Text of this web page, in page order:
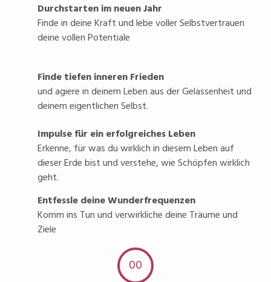
Durchstarten im neuen Jahr
Finde in deine Kraft und lebe voller Selbstvertrauen
deine vollen Potentiale
Finde tiefen inneren Frieden
und agiere in deinem Leben aus der Gelassenheit und
deinem eigentlichen Selbst.
Impulse für ein erfolgreiches Leben
Erkenne, für was du wirklich in diesem Leben auf
dieser Erde bist und verstehe, wie Schöpfen wirklich
geht.
Entfessle deine Wunderfrequenzen
Komm ins Tun und verwirkliche deine Träume und
Ziele
00